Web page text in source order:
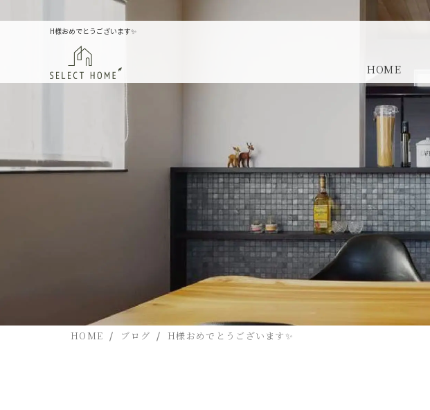
H様おめでとうございます✨
HOME
HOME ブログ H様おめでとうございます✨